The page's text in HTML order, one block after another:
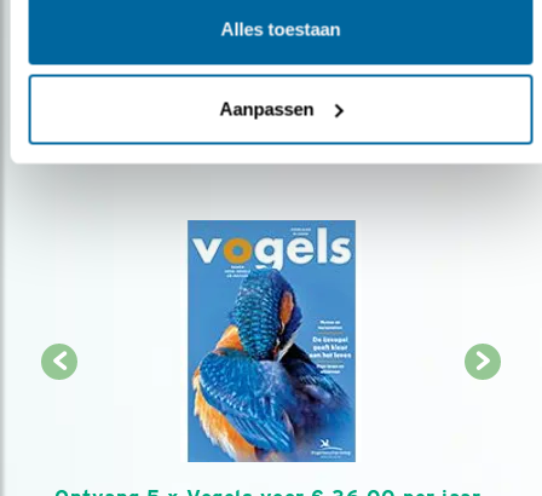
Alles toestaan
Aanpassen
Volg ons via social media